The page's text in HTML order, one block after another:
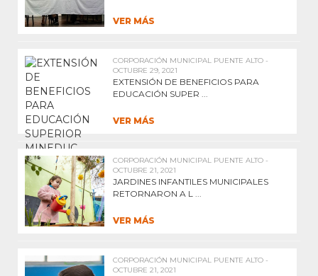
VER MÁS
CORPORACIÓN MUNICIPAL PUENTE ALTO -
OCTUBRE 29, 2021
EXTENSIÓN DE BENEFICIOS PARA
EDUCACIÓN SUPER ...
VER MÁS
CORPORACIÓN MUNICIPAL PUENTE ALTO -
OCTUBRE 21, 2021
JARDINES INFANTILES MUNICIPALES
RETORNARON A L ...
VER MÁS
CORPORACIÓN MUNICIPAL PUENTE ALTO -
OCTUBRE 21, 2021